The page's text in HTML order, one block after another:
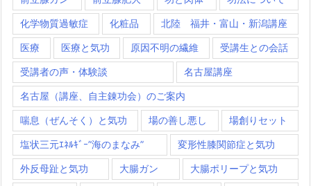
化学物質過敏症 化粧品 北陸 福井・富山・新潟講座
医療 医療と気功 原因不明の繊維 受講生との会話
受講者の声・体験談 名古屋講座
名古屋（講座、自主錬功会）のご案内
喘息（ぜんそく）と気功 場の善し悪し 場創りセット
塩状三元ｴﾈﾙｷﾞｰ”海のまなみ” 変形性膝関節症と気功
外反母趾と気功 大腸ガン 大腸ポリープと気功